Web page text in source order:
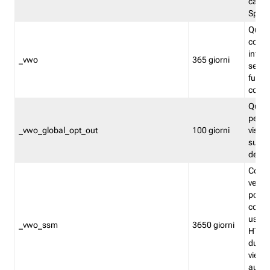
Split
_vwo 365 giorni
_vwo_global_opt_out 100 giorni
su
_vwo_ssm 3650 giorni
viene